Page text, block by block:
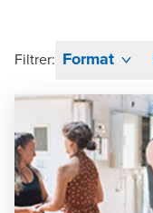
Filtrer: Format